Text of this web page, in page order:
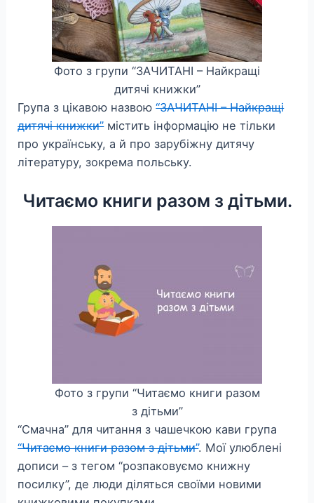
Фото з групи “ЗАЧИТАНІ – Найкращі
дитячі книжки”
Група з цікавою назвою“ЗАЧИТАНІ – Найкращі
дитячі книжки”містить інформацію не тільки
про українську, а й про зарубіжну дитячу
літературу, зокрема польську.
Читаємо книги разом з дітьми.
Фото з групи “Читаємо книги разом
з дітьми”
“Смачна” для читання з чашечкою кави група
“Читаємо книги разом з дітьми”. Мої улюблені
дописи – з тегом “розпаковуємо книжну
посилку”, де люди діляться своїми новими